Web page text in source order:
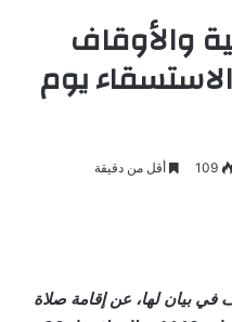
والأوقاف
يوم
109 أقل من دقيقة
في بيان لها، عن إقامة صلاة